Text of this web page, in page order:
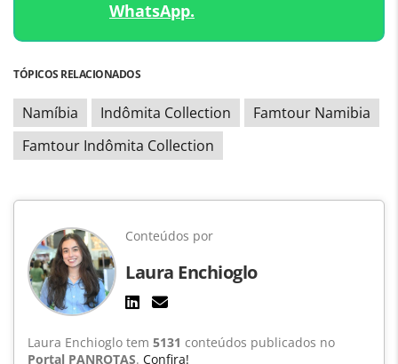
WhatsApp.
TÓPICOS RELACIONADOS
Namíbia Indômita Collection
Famtour Namibia
Famtour Indômita Collection
Conteúdos por
Laura Enchioglo
Laura Enchioglo tem 5131 conteúdos publicados no
Portal PANROTAS. Confira!